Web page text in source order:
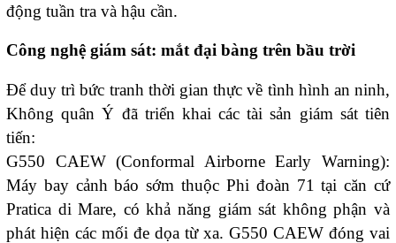
động tuần tra và hậu cần.
Công nghệ giám sát: mắt đại bàng trên bầu trời
Để duy trì bức tranh thời gian thực về tình hình an ninh,
Không quân Ý đã triển khai các tài sản giám sát tiên
tiến:
G550 CAEW (Conformal Airborne Early Warning):
Máy bay cảnh báo sớm thuộc Phi đoàn 71 tại căn cứ
Pratica di Mare, có khả năng giám sát không phận và
phát hiện các mối đe dọa từ xa. G550 CAEW đóng vai